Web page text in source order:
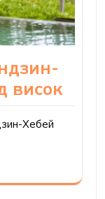
висок
Хебей